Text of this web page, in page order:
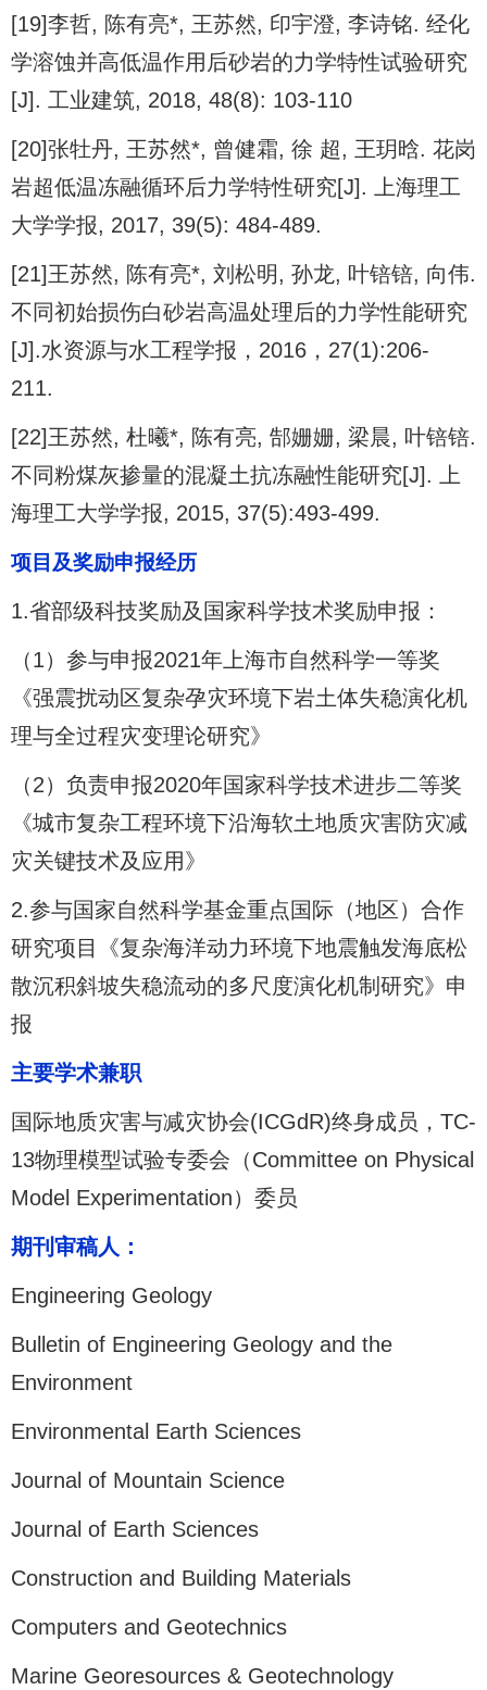
[19]李哲, 陈有亮*, 王苏然, 印宇澄, 李诗铭. 经化
学溶蚀并高低温作用后砂岩的力学特性试验研究
[J]. 工业建筑, 2018, 48(8): 103-110
[20]张牡丹, 王苏然*, 曾健霜, 徐 超, 王玥晗. 花岗
岩超低温冻融循环后力学特性研究[J]. 上海理工
大学学报, 2017, 39(5): 484-489.
[21]王苏然, 陈有亮*, 刘松明, 孙龙, 叶锫锫, 向伟.
不同初始损伤白砂岩高温处理后的力学性能研究
[J].水资源与水工程学报，2016，27(1):206-
211.
[22]王苏然, 杜曦*, 陈有亮, 郜姗姗, 梁晨, 叶锫锫.
不同粉煤灰掺量的混凝土抗冻融性能研究[J]. 上
海理工大学学报, 2015, 37(5):493-499.
项目及奖励申报经历
1.省部级科技奖励及国家科学技术奖励申报：
（1）参与申报2021年上海市自然科学一等奖
《强震扰动区复杂孕灾环境下岩土体失稳演化机
理与全过程灾变理论研究》
（2）负责申报2020年国家科学技术进步二等奖
《城市复杂工程环境下沿海软土地质灾害防灾减
灾关键技术及应用》
2.参与国家自然科学基金重点国际（地区）合作
研究项目《复杂海洋动力环境下地震触发海底松
散沉积斜坡失稳流动的多尺度演化机制研究》申
报
主要学术兼职
国际地质灾害与减灾协会(ICGdR)终身成员，TC-
13物理模型试验专委会（Committee on Physical
Model Experimentation）委员
期刊审稿人：
Engineering Geology
Bulletin of Engineering Geology and the
Environment
Environmental Earth Sciences
Journal of Mountain Science
Journal of Earth Sciences
Construction and Building Materials
Computers and Geotechnics
Marine Georesources & Geotechnology